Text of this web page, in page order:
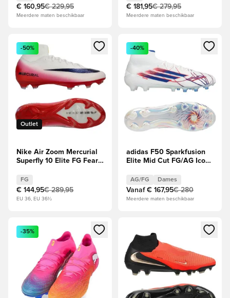
LIMITED EDITION
€ 160,95€ 229,95
Meerdere maten beschikbaar
€ 181,95€ 279,95
Meerdere maten beschikbaar
Opent een venster om in te loggen of je aan te melden als
Outlet
-50%
Nike Air Zoom Mercurial
Superfly 10 Elite FG Fear
Wit/Rood/Donkere
obsidiaan
FG
€ 144,95€ 289,95
EU 36, EU 36½
Opent een venster om in te
-40%
adidas F50 Sparkfusion
Elite Mid Cut FG/AG Icon
Wit/Blauw/Helder rood
Dames
AG/FG Dames
Vanaf € 167,95€ 280
Meerdere maten beschikbaar
Opent een venster om in te loggen of je aan te melden als
-35%
Opent een venster om in te